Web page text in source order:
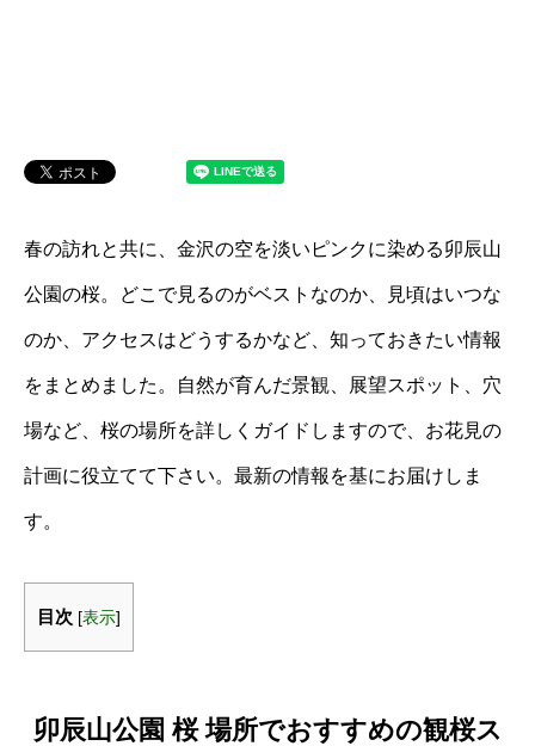
春の訪れと共に、金沢の空を淡いピンクに染める卯辰山
公園の桜。どこで見るのがベストなのか、見頃はいつな
のか、アクセスはどうするかなど、知っておきたい情報
をまとめました。自然が育んだ景観、展望スポット、穴
場など、桜の場所を詳しくガイドしますので、お花見の
計画に役立てて下さい。最新の情報を基にお届けしま
す。
目次 [表示]
卯辰山公園 桜 場所でおすすめの観桜ス